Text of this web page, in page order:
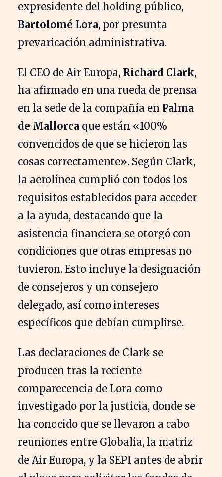
expresidente del holding público,
Bartolomé Lora, por presunta
prevaricación administrativa.
El CEO de Air Europa, Richard Clark,
ha afirmado en una rueda de prensa
en la sede de la compañía en Palma
de Mallorca que están «100%
convencidos de que se hicieron las
cosas correctamente». Según Clark,
la aerolínea cumplió con todos los
requisitos establecidos para acceder
a la ayuda, destacando que la
asistencia financiera se otorgó con
condiciones que otras empresas no
tuvieron. Esto incluye la designación
de consejeros y un consejero
delegado, así como intereses
específicos que debían cumplirse.
Las declaraciones de Clark se
producen tras la reciente
comparecencia de Lora como
investigado por la justicia, donde se
ha conocido que se llevaron a cabo
reuniones entre Globalia, la matriz
de Air Europa, y la SEPI antes de abrir